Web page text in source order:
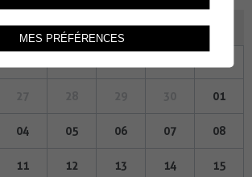
OCTOBRE 2023
01
04 05 06 07 08
11 12 13 14 15
MES PRÉFÉRENCES